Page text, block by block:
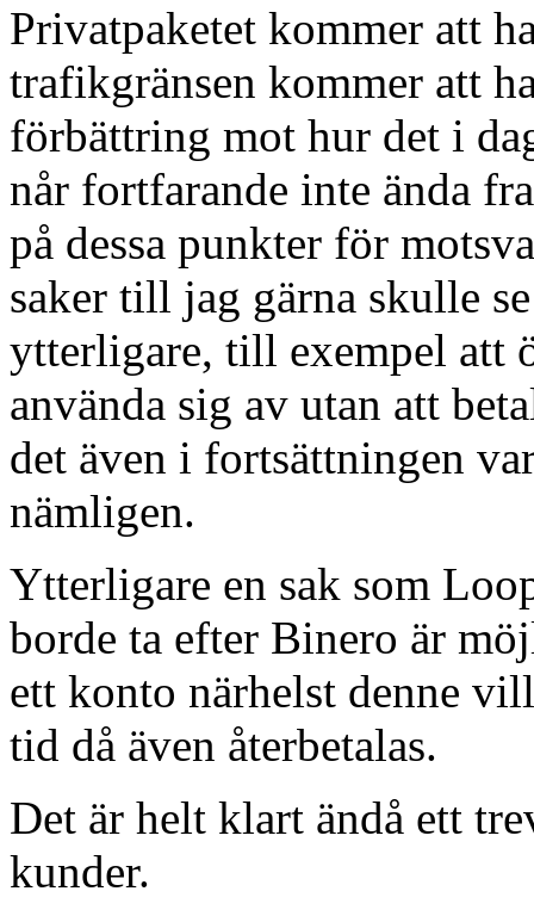
Privatpaketet kommer att
trafikgränsen kommer att
förbättring mot hur det i
når fortfarande inte ända
på dessa punkter för
saker till jag gärna skulle
ytterligare, till exempel att
använda sig av utan att
det även i fortsättningen
nämligen.
Ytterligare en sak som
borde ta efter Binero är
ett konto närhelst denne
tid då även återbetalas.
Det är helt klart ändå ett
kunder.